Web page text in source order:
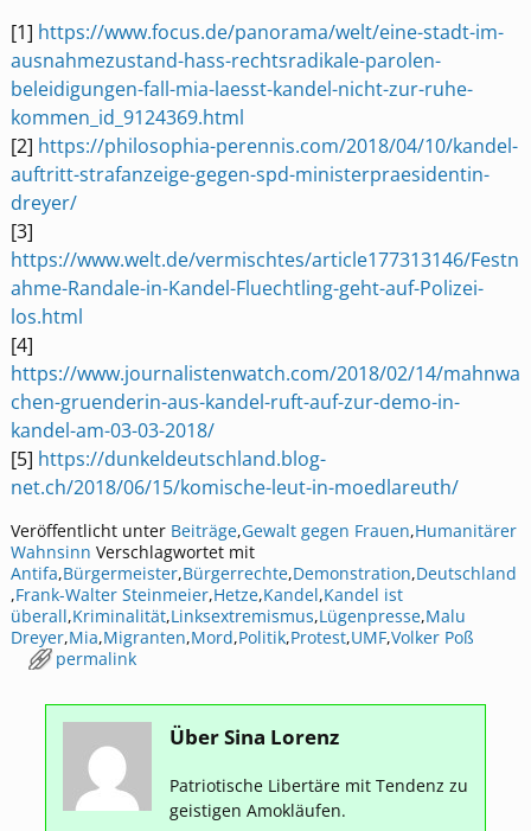
[1] https://www.focus.de/panorama/welt/eine-stadt-im-
ausnahmezustand-hass-rechtsradikale-parolen-
beleidigungen-fall-mia-laesst-kandel-nicht-zur-ruhe-
kommen_id_9124369.html
[2] https://philosophia-perennis.com/2018/04/10/kandel-
auftritt-strafanzeige-gegen-spd-ministerpraesidentin-
dreyer/
[3]
https://www.welt.de/vermischtes/article177313146/Festn
ahme-Randale-in-Kandel-Fluechtling-geht-auf-Polizei-
los.html
[4]
https://www.journalistenwatch.com/2018/02/14/mahnwa
chen-gruenderin-aus-kandel-ruft-auf-zur-demo-in-
kandel-am-03-03-2018/
[5] https://dunkeldeutschland.blog-
net.ch/2018/06/15/komische-leut-in-moedlareuth/
Veröffentlicht unter Beiträge,Gewalt gegen Frauen,Humanitärer
Wahnsinn Verschlagwortet mit
Antifa,Bürgermeister,Bürgerrechte,Demonstration,Deutschland
,Frank-Walter Steinmeier,Hetze,Kandel,Kandel ist
überall,Kriminalität,Linksextremismus,Lügenpresse,Malu
Dreyer,Mia,Migranten,Mord,Politik,Protest,UMF,Volker Poß
permalink
Über Sina Lorenz
Patriotische Libertäre mit Tendenz zu
geistigen Amokläufen.